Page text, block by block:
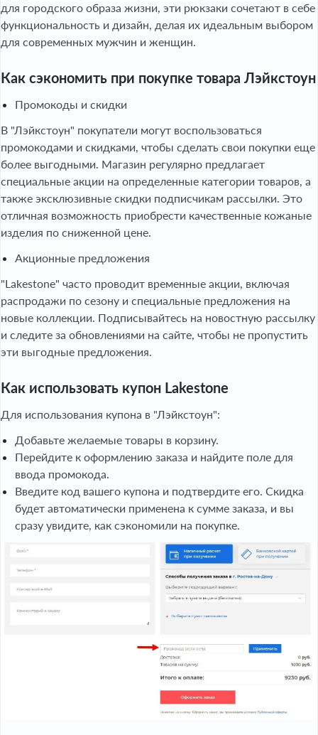
для городского образа жизни, эти рюкзаки сочетают в себе
функциональность и дизайн, делая их идеальным выбором
для современных мужчин и женщин.
Как сэкономить при покупке товара Лэйкстоун
Промокоды и скидки
В "Лэйкстоун" покупатели могут воспользоваться
промокодами и скидками, чтобы сделать свои покупки еще
более выгодными. Магазин регулярно предлагает
специальные акции на определенные категории товаров, а
также эксклюзивные скидки подписчикам рассылки. Это
отличная возможность приобрести качественные кожаные
изделия по сниженной цене.
Акционные предложения
"Lakestone" часто проводит временные акции, включая
распродажи по сезону и специальные предложения на
новые коллекции. Подписывайтесь на новостную рассылку
и следите за обновлениями на сайте, чтобы не пропустить
эти выгодные предложения.
Как использовать купон Lakestone
Для использования купона в "Лэйкстоун":
Добавьте желаемые товары в корзину.
Перейдите к оформлению заказа и найдите поле для
ввода промокода.
Введите код вашего купона и подтвердите его. Скидка
будет автоматически применена к сумме заказа, и вы
сразу увидите, как сэкономили на покупке.